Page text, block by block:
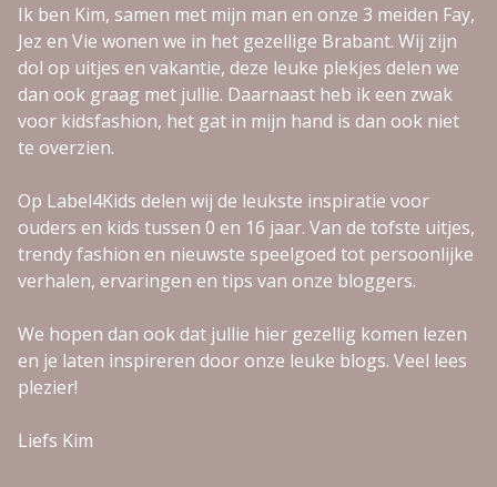
Ik ben Kim, samen met mijn man en onze 3 meiden Fay,
Jez en Vie wonen we in het gezellige Brabant. Wij zijn
dol op uitjes en vakantie, deze leuke plekjes delen we
dan ook graag met jullie. Daarnaast heb ik een zwak
voor kidsfashion, het gat in mijn hand is dan ook niet
te overzien.
Op Label4Kids delen wij de leukste inspiratie voor
ouders en kids tussen 0 en 16 jaar. Van de tofste uitjes,
trendy fashion en nieuwste speelgoed tot persoonlijke
verhalen, ervaringen en tips van onze bloggers.
We hopen dan ook dat jullie hier gezellig komen lezen
en je laten inspireren door onze leuke blogs. Veel lees
plezier!
Liefs Kim